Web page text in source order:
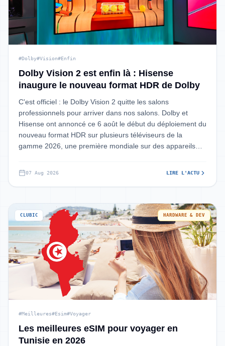
#Dolby#Vision#Enfin
Dolby Vision 2 est enfin là : Hisense
inaugure le nouveau format HDR de Dolby
C'est officiel : le Dolby Vision 2 quitte les salons
professionnels pour arriver dans nos salons. Dolby et
Hisense ont annoncé ce 6 août le début du déploiement du
nouveau format HDR sur plusieurs téléviseurs de la
gamme 2026, une première mondiale sur des appareils
07 Aug 2026 LIRE L'ACTU
CLUBIC HARDWARE & DEV
#Meilleures#Esim#Voyager
Les meilleures eSIM pour voyager en
Tunisie en 2026